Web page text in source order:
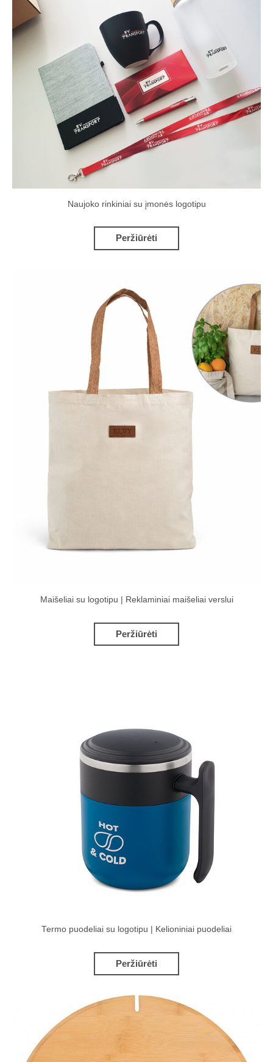
Naujoko rinkiniai su įmonės logotipu
Peržiūrėti
Maišeliai su logotipu | Reklaminiai maišeliai verslui
Peržiūrėti
Termo puodeliai su logotipu | Kelioniniai puodeliai
Peržiūrėti